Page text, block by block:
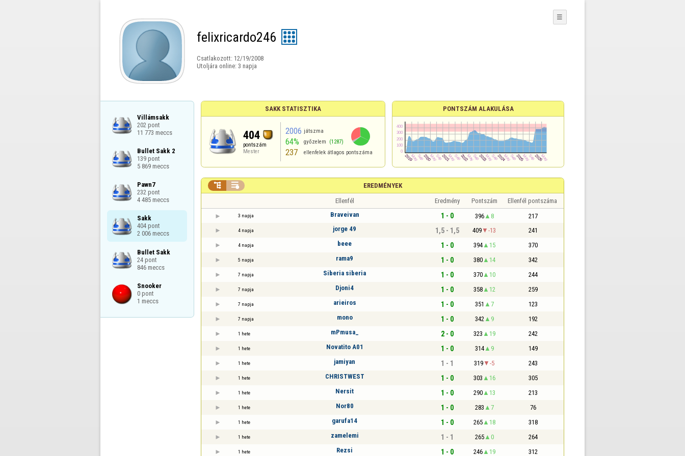
felixricardo246
Csatlakozott: 12/19/2008
Utoljára online: 3 napja
☰
Villámsakk
202 pont
11 773 meccs
Bullet Sakk 2
139 pont
5 869 meccs
Pawn7
232 pont
4 485 meccs
Sakk
404 pont
2 006 meccs
Bullet Sakk
24 pont
846 meccs
Snooker
0 pont
1 meccs
SAKK STATISZTIKA
404
pontszám
Mester
2006 játszma
64% győzelem (1287)
237 ellenfelek átlagos pontszáma
PONTSZÁM ALAKULÁSA
EREDMÉNYEK
 
Ellenfél Eredmény Pontszám Ellenfél pontszáma
3 napja Braveivan 1 - 0 396 8 217
4 napja jorge 49 1,5 - 1,5 409 -13 241
4 napja beee 1 - 0 394 15 370
5 napja rama9 1 - 0 380 14 342
7 napja Siberia siberia 1 - 0 370 10 244
7 napja Djoni4 1 - 0 358 12 259
7 napja arieiros 1 - 0 351 7 123
7 napja mono 1 - 0 342 9 192
1 hete mPmusa_ 2 - 0 323 19 242
1 hete Novatito A01 1 - 0 314 9 149
1 hete jamiyan 1 - 1 319 -5 243
1 hete CHRISTWEST 1 - 0 303 16 305
1 hete Nersit 1 - 0 290 13 213
1 hete Nor80 1 - 0 283 7 76
1 hete garufa14 1 - 0 265 18 318
1 hete zamelemi 1 - 1 265 0 264
1 hete Rezsi 1 - 0 246 19 312